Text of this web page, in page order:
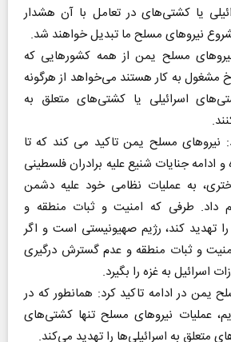
یا کشتی‌های در تعامل با آن هشدار
نیروهای مسلح ما تبدیل خواهند شد.
مسلح یمن از همه کشورهایی که
مشغول به کار هستند می‌خواهد از هرگونه
اسرائیلی یا کشتی‌های متعلق به
نیروهای مسلح یمن تاکید می کند که تا
و ادامه جنایات شنیع علیه برادران فلسطینی
به عملیات نظامی خود علیه دشمن
داد. طرفی که امنیت و ثبات منطقه و
را تهدید کند، رژیم صهیونیستی است و اگر
و ثبات منطقه و عدم گسترش درگیری
اسرائیل به غزه را بگیرد.
یمن در ادامه تاکید کرد: همانطور که در
عملیات نیروهای مسلح تنها کشتی‌های
متعلق به اسرائیلی‌ها را تهدید می‌کند.